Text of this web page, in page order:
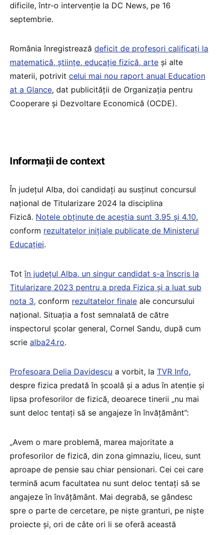
dificile, într-o intervenție la DC News, pe 16
septembrie.
România înregistrează deficit de profesori calificați la
matematică, științe, educație fizică, arte și alte
materii, potrivit celui mai nou raport anual Education
at a Glance, dat publicității de Organizația pentru
Cooperare și Dezvoltare Economică (OCDE).
Informații de context
În județul Alba, doi candidați au susținut concursul
național de Titularizare 2024 la disciplina
Fizică. Notele obținute de aceștia sunt 3.95 și 4.10,
conform rezultatelor inițiale publicate de Ministerul
Educației.
Totîn județul Alba, un singur candidat s-a înscris la
Titularizare 2023 pentru a preda Fizica și a luat sub
nota 3, conform rezultatelor finale ale concursului
național. Situația a fost semnalată de către
inspectorul școlar general, Cornel Sandu, după cum
scrie alba24.ro.
Profesoara Delia Davidescu a vorbit, la TVR Info,
despre fizica predată în școală și a adus în atenție și
lipsa profesorilor de fizică, deoarece tinerii „nu mai
sunt deloc tentați să se angajeze în învățământ”:
„Avem o mare problemă, marea majoritate a
profesorilor de fizică, din zona gimnaziu, liceu, sunt
aproape de pensie sau chiar pensionari. Cei cei care
termină acum facultatea nu sunt deloc tentați să se
angajeze în învățământ. Mai degrabă, se gândesc
spre o parte de cercetare, pe niște granturi, pe niște
proiecte și, ori de câte ori li se oferă această